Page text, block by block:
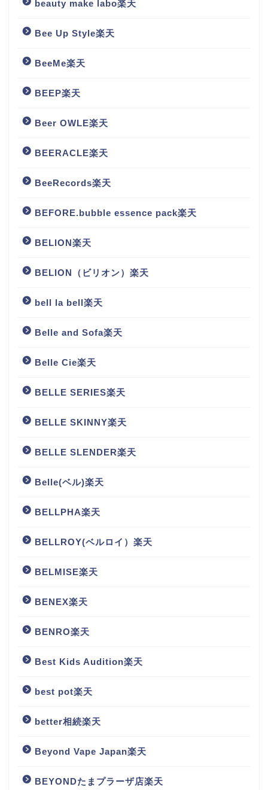
beauty make labo楽天
Bee Up Style楽天
BeeMe楽天
BEEP楽天
Beer OWLE楽天
BEERACLE楽天
BeeRecords楽天
BEFORE.bubble essence pack楽天
BELION楽天
BELION（ビリオン）楽天
bell la bell楽天
Belle and Sofa楽天
Belle Cie楽天
BELLE SERIES楽天
BELLE SKINNY楽天
BELLE SLENDER楽天
Belle(ベル)楽天
BELLPHA楽天
BELLROY(ベルロイ）楽天
BELMISE楽天
BENEX楽天
BENRO楽天
Best Kids Audition楽天
best pot楽天
better相続楽天
Beyond Vape Japan楽天
BEYONDたまプラーザ店楽天